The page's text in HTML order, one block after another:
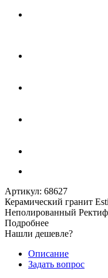
Артикул: 68627
Керамический гранит
Неполированный
Подробнее
Нашли дешевле?
Описание
Задать вопрос